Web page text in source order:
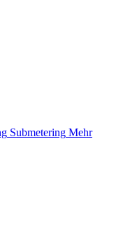
Submetering Mehr